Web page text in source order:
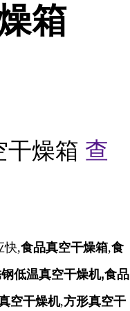
箱
干燥箱 查
快,食品真空干燥箱,食
低温真空干燥机,食品
空干燥机,方形真空干